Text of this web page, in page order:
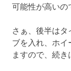
可能性が高いの
さぁ、後半は
ブを入れ、ホイ
ますので、続き